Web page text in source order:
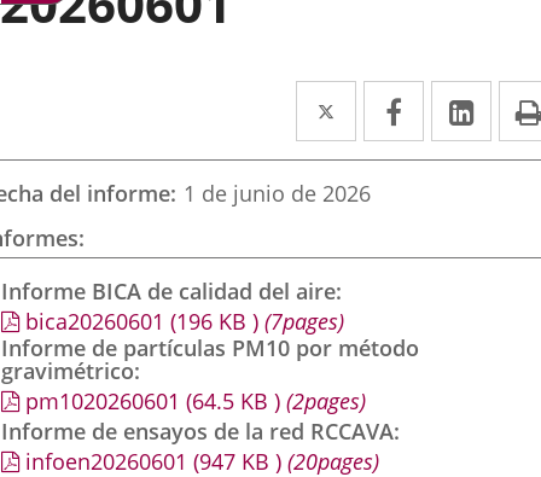
Twitter
Enlace
a
una
externa.
Facebook
Enlace
a
externa.
a
del informe 1 de junio de 2026
Informe BICA de calidad del aire
bica20260601 (196 KB ) (7pages)
Informe de partículas PM10 por método
gravimétrico
pm1020260601 (64.5 KB ) (2pages)
Informe de ensayos de la red RCCAVA
infoen20260601 (947 KB ) (20pages)